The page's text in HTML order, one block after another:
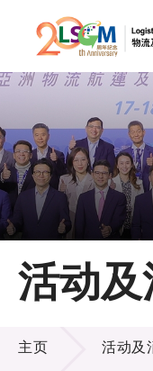
跳到内
主页
关于LSCM
技术商品化
活动及
活动及消息
主页 活动及